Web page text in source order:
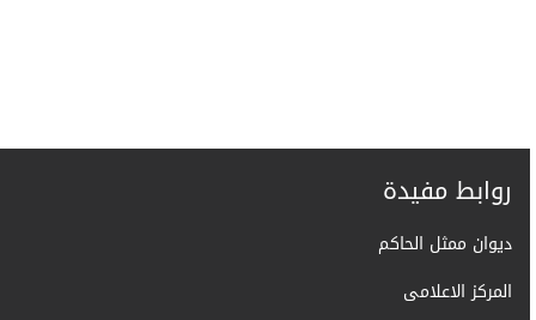
روابط مفيدة
ديوان ممثل الحاكم
المركز الاعلامى